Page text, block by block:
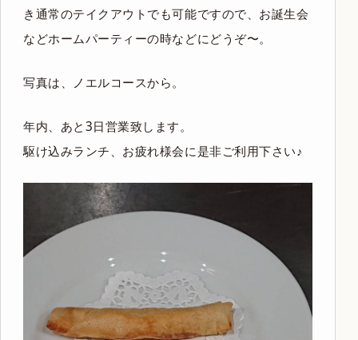
き通常のテイクアウトでも可能ですので、お誕生会
などホームパーティーの時などにどうぞ〜。
写真は、ノエルコースから。
年内、あと3日営業致します。
駆け込みランチ、お疲れ様会に是非ご利用下さい♪